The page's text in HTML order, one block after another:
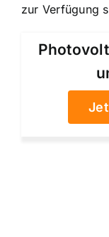
zur Verfügung